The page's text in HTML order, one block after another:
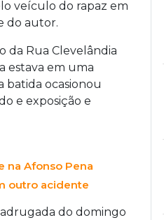
veículo do rapaz em
do autor.
da Rua Clevelândia
estava em uma
batida ocasionou
e exposição e
na Afonso Pena
outro acidente
do domingo